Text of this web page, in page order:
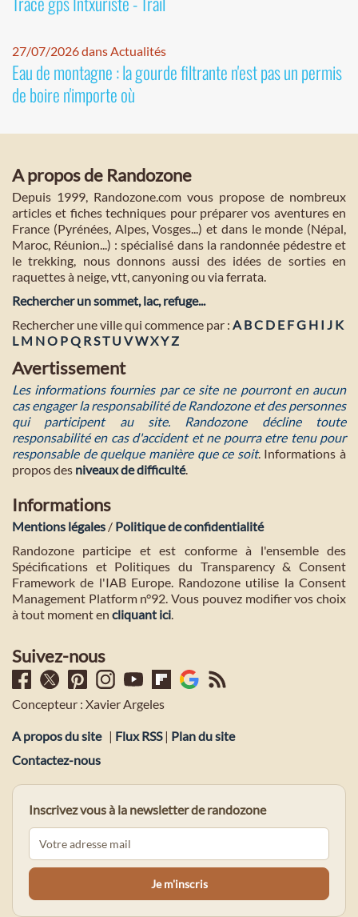
27/07/2026 dans Actualités
Eau de montagne : la gourde filtrante n'est pas un permis
de boire n'importe où
A propos de Randozone
Depuis 1999, Randozone.com vous propose de nombreux
articles et fiches techniques pour préparer vos aventures en
France (Pyrénées, Alpes, Vosges...) et dans le monde (Népal,
Maroc, Réunion...) : spécialisé dans la randonnée pédestre et
le trekking, nous donnons aussi des idées de sorties en
raquettes à neige, vtt, canyoning ou via ferrata.
Rechercher un sommet, lac, refuge...
Rechercher une ville qui commence par : A BC D E FG H I J K
L M NO PQ RST U VWXYZ
Avertissement
Les informations fournies par ce site ne pourront en aucun
cas engager la responsabilité de Randozone et des personnes
qui participent au site. Randozone décline toute
responsabilité en cas d'accident et ne pourra etre tenu pour
responsable de quelque manière que ce soit. Informations à
propos des niveaux de difficulté.
Informations
Mentions légales / Politique de confidentialité
Randozone participe et est conforme à l'ensemble des
Spécifications et Politiques du Transparency & Consent
Framework de l'IAB Europe. Randozone utilise la Consent
Management Platform n°92. Vous pouvez modifier vos choix
à tout moment en cliquant ici.
Suivez-nous
Concepteur : Xavier Argeles
A propos du site | Flux RSS| Plan du site
Contactez-nous
Inscrivez vous à la newsletter de randozone